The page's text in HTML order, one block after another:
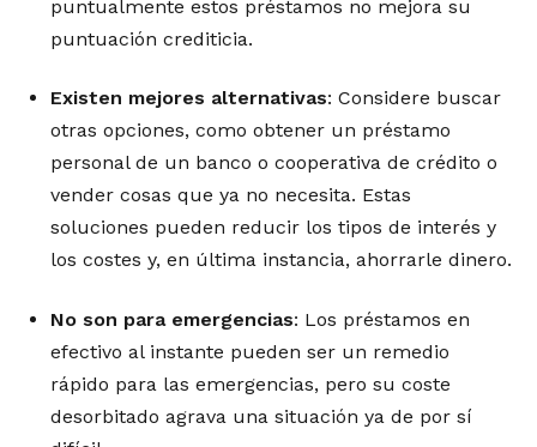
puntualmente estos préstamos no mejora su
puntuación crediticia.
Existen mejores alternativas: Considere buscar
otras opciones, como obtener un préstamo
personal de un banco o cooperativa de crédito o
vender cosas que ya no necesita. Estas
soluciones pueden reducir los tipos de interés y
los costes y, en última instancia, ahorrarle dinero.
No son para emergencias: Los préstamos en
efectivo al instante pueden ser un remedio
rápido para las emergencias, pero su coste
desorbitado agrava una situación ya de por sí